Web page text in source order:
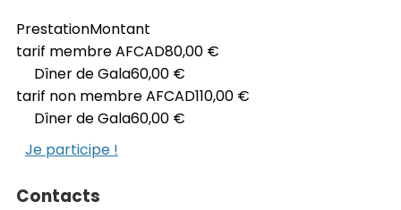
PrestationMontant
tarif membre AFCAD80,00 €
Dîner de Gala60,00 €
tarif non membre AFCAD110,00 €
Dîner de Gala60,00 €
Je participe !
Contacts